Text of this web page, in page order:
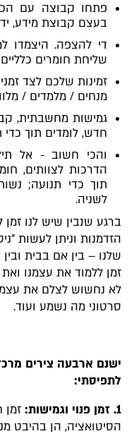
פתחו קבוצה עם
בעצם קבוצת מידע,
די להצפה. היצמדו
שליחת חומרים
זמינות שלכם לצד
מנחים / מלמדים /
גמישות מחשבתית,
חדש, לומדים תוך כדי
והכי חשוב - אל
הדרכות לצוותים,
תוך כדי תנועה;
לשניה.
ברגע שנבין שיש לנו
הזדמנות וניתן לעשות
שלנו – בין אם בבית
זמן ללמוד את עצמנו
לא נחשוש לצלם את
סרטוני מה נשמע ועוד.
ישנם ארבעה צירים
לתפיסתי:
1. זמן פנוי וגמישות:
הסיטואציה, הן בהיבט